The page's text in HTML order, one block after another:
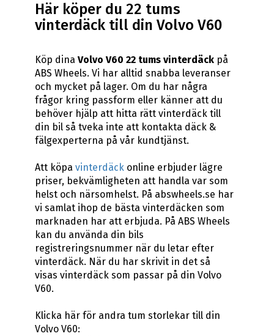
Här köper du 22 tums
vinterdäck till din Volvo V60
Köp dina Volvo V60 22 tums vinterdäckpå
ABS Wheels. Vi har alltid snabba leveranser
och mycket på lager. Om du har några
frågor kring passform eller känner att du
behöver hjälp att hitta rätt vinterdäck till
din bil så tveka inte att kontakta däck &
fälgexperterna på vår kundtjänst.
Att köpa vinterdäckonline erbjuder lägre
priser, bekvämligheten att handla var som
helst och närsomhelst. På abswheels.se har
vi samlat ihop de bästa vinterdäcken som
marknaden har att erbjuda. På ABS Wheels
kan du använda din bils
registreringsnummer när du letar efter
vinterdäck. När du har skrivit in det så
visas vinterdäck som passar på din Volvo
V60.
Klicka här för andra tum storlekar till din
Volvo V60: